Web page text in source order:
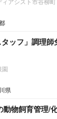
タッフ」調理
園
県
動物飼育管理/